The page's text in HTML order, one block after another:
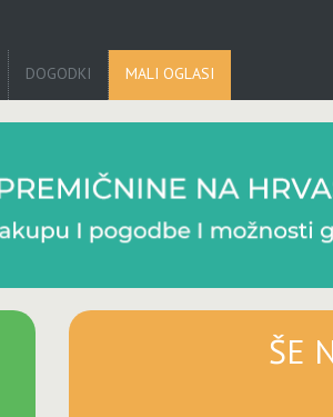
DOGODKI MALI OGLASI
ŠE